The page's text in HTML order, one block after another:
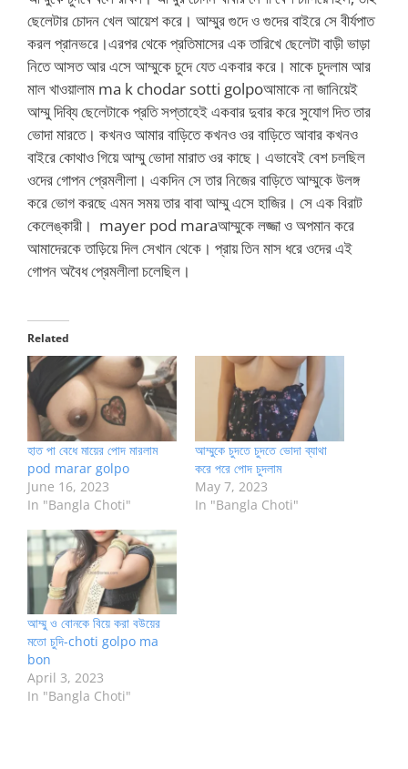
ছেলেটার চোদন খেল আয়েশ করে। আম্মুর গুদে ও গুদের বাইরে সে বীর্যপাত
করল প্রানভরে।এরপর থেকে প্রতিমাসের এক তারিখে ছেলেটা বাড়ী ভাড়া
নিতে আসত আর এসে আম্মুকে চুদে যেত একবার করে। মাকে চুদলাম আর
মাল খাওয়ালাম ma k chodar sotti golpoআমাকে না জানিয়েই
আম্মু দিব্যি ছেলেটাকে প্রতি সপ্তাহেই একবার দুবার করে সুযোগ দিত তার
ভোদা মারতে। কখনও আমার বাড়িতে কখনও ওর বাড়িতে আবার কখনও
বাইরে কোথাও গিয়ে আম্মু ভোদা মারাত ওর কাছে। এভাবেই বেশ চলছিল
ওদের গোপন প্রেমলীলা। একদিন সে তার নিজের বাড়িতে আম্মুকে উলঙ্গ
করে ভোগ করছে এমন সময় তার বাবা আম্মু এসে হাজির। সে এক বিরাট
কেলেঙ্কারী। mayer pod maraআম্মুকে লজ্জা ও অপমান করে
আমাদেরকে তাড়িয়ে দিল সেখান থেকে। প্রায় তিন মাস ধরে ওদের এই
গোপন অবৈধ প্রেমলীলা চলেছিল।
Related
হাত পা বেধে মায়ের পোদ মারলাম
pod marar golpo
June 16, 2023
In "Bangla Choti"
আম্মুকে চুদতে চুদতে ভোদা ব্যাথা
করে পরে পোদ চুদলাম
May 7, 2023
In "Bangla Choti"
আম্মু ও বোনকে বিয়ে করা বউয়ের
মতো চুদি-choti golpo ma
bon
April 3, 2023
In "Bangla Choti"